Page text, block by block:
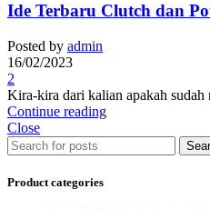
Ide Terbaru Clutch dan
Posted by admin
16/02/2023
2
Kira-kira dari kalian apakah sudah
Continue reading
Close
Product categories